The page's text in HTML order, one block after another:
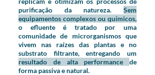
purificação da natureza. Sem
equipamentos complexos ou químicos,
o efluente é tratado por uma
comunidade de microrganismos que
vivem nas raízes das plantas e no
substrato filtrante, entregando um
resultado de alta performance de
forma passiva e natural.